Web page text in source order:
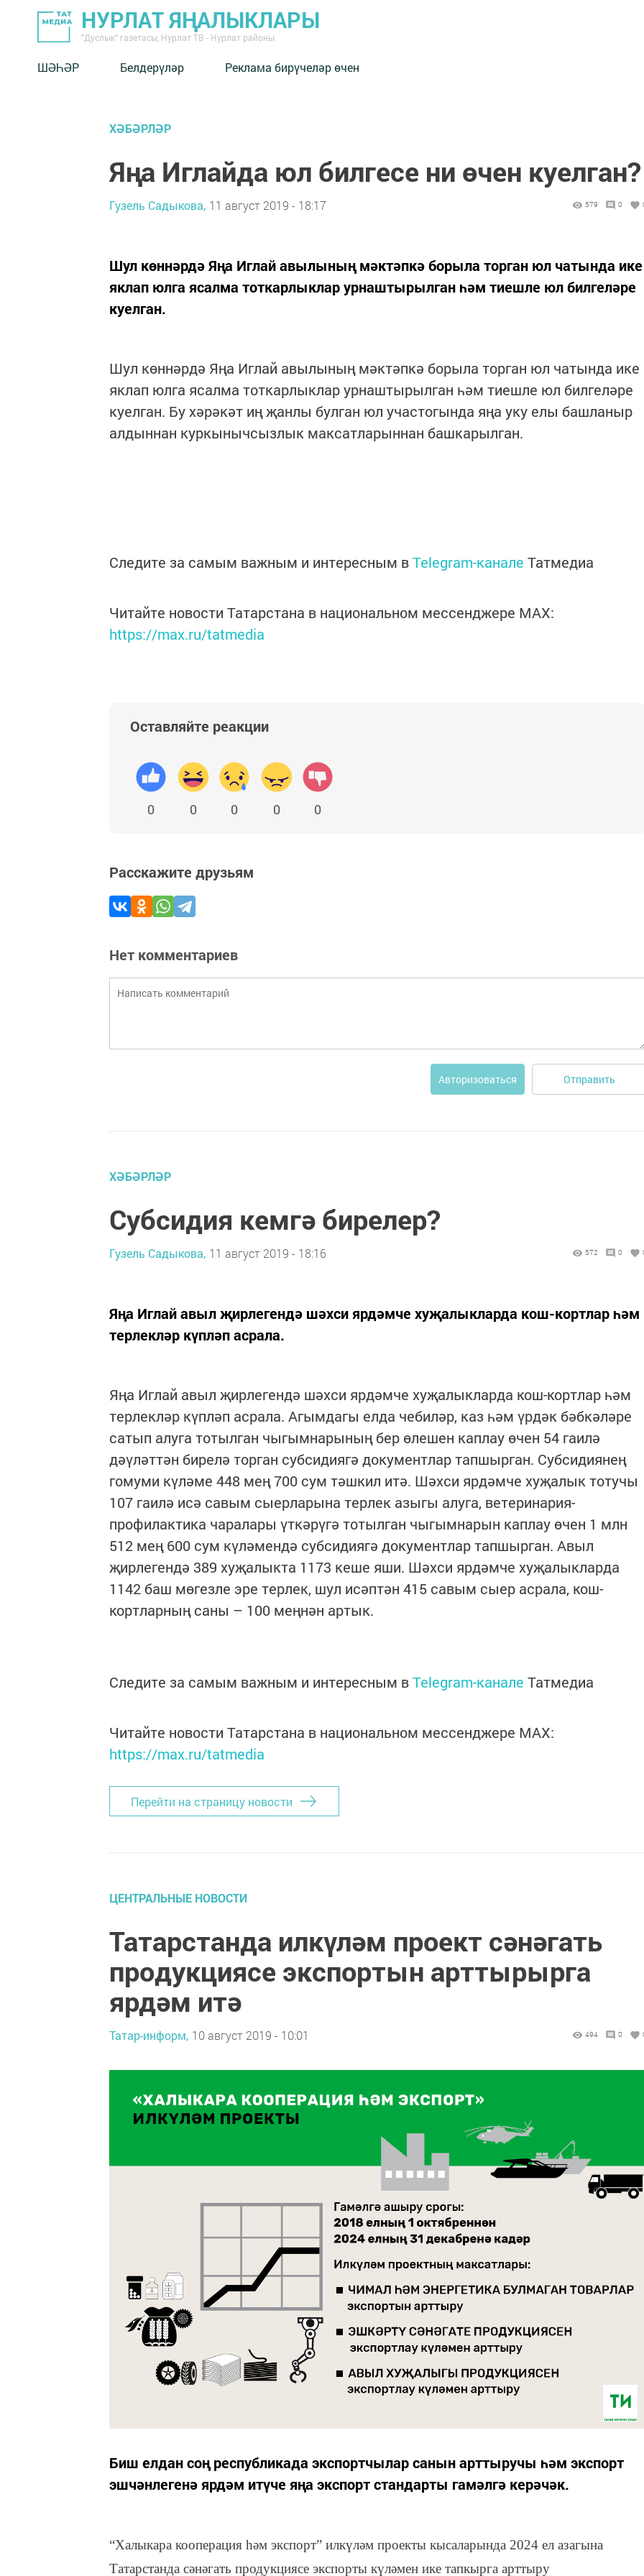
НУРЛАТ ЯҢАЛЫКЛАРЫ
"Дуслык" газетасы, Нурлат ТВ - Нурлат районы
ШӘҺӘР Белдерүләр Реклама бирүчеләр өчен
ХӘБӘРЛӘР
Яңа Иглайда юл билгесе ни өчен куелган?
Гузель Садыкова, 11 август 2019 - 18:17 579 0
Шул көннәрдә Яңа Иглай авылының мәктәпкә борыла торган юл чатында ике
яклап юлга ясалма тоткарлыклар урнаштырылган һәм тиешле юл билгеләре
куелган.
Шул көннәрдә Яңа Иглай авылының мәктәпкә борыла торган юл чатында ике
яклап юлга ясалма тоткарлыклар урнаштырылган һәм тиешле юл билгеләре
куелган. Бу хәрәкәт иң җанлы булган юл участогында яңа уку елы башланыр
алдыннан куркынычсызлык максатларыннан башкарылган.
Следите за самым важным и интересным вTelegram-канале Татмедиа
Читайте новости Татарстана в национальном мессенджере MАХ:
https://max.ru/tatmedia
Оставляйте реакции
0 0 0 0 0
Расскажите друзьям
Нет комментариев
Авторизоваться Отправить
ХӘБӘРЛӘР
Субсидия кемгә бирелер?
Гузель Садыкова, 11 август 2019 - 18:16 572 0
Яңа Иглай авыл җирлегендә шәхси ярдәмче хуҗалыкларда кош-кортлар һәм
терлекләр күпләп асрала.
Яңа Иглай авыл җирлегендә шәхси ярдәмче хуҗалыкларда кош-кортлар һәм
терлекләр күпләп асрала. Агымдагы елда чебиләр, каз һәм үрдәк бәбкәләре
сатып алуга тотылган чыгымнарының бер өлешен каплау өчен 54 гаилә
дәүләттән бирелә торган субсидиягә документлар тапшырган. Субсидиянең
гомуми күләме 448 мең 700 сум тәшкил итә. Шәхси ярдәмче хуҗалык тотучы
107 гаилә исә савым сыерларына терлек азыгы алуга, ветеринария-
профилактика чаралары үткәрүгә тотылган чыгымнарын каплау өчен 1 млн
512 мең 600 сум күләмендә субсидиягә документлар тапшырган. Авыл
җирлегендә 389 хуҗалыкта 1173 кеше яши. Шәхси ярдәмче хуҗалыкларда
1142 баш мөгезле эре терлек, шул исәптән 415 савым сыер асрала, кош-
кортларның саны – 100 меңнән артык.
Следите за самым важным и интересным вTelegram-канале Татмедиа
Читайте новости Татарстана в национальном мессенджере MАХ:
https://max.ru/tatmedia
Перейти на страницу новости
ЦЕНТРАЛЬНЫЕ НОВОСТИ
Татарстанда илкүләм проект сәнәгать
продукциясе экспортын арттырырга
ярдәм итә
Татар-информ, 10 август 2019 - 10:01 494 0
Биш елдан соң республикада экспортчылар санын арттыручы һәм экспорт
эшчәнлегенә ярдәм итүче яңа экспорт стандарты гамәлгә керәчәк.
“Халыкара кооперация һәм экспорт” илкүләм проекты кысаларында 2024 ел азагына
Татарстанда сәнәгать продукциясе экспорты күләмен ике тапкырга арттыру